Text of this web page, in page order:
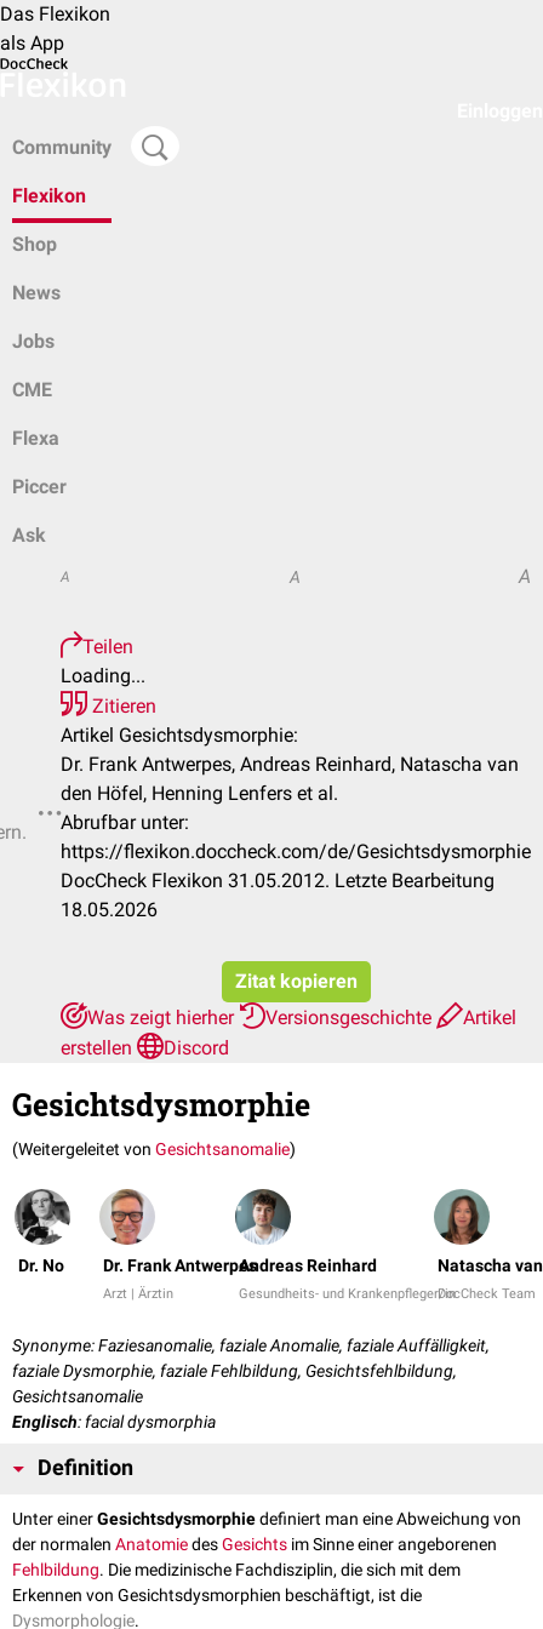
Das Flexikon
als App
Community
Flexikon
Shop
News
Jobs
CME
Flexa
Piccer
Ask
A A A
Teilen
Loading...
Zitieren
Artikel Gesichtsdysmorphie:
Dr. Frank Antwerpes, Andreas Reinhard, Natascha van
den Höfel, Henning Lenfers et al.
Abrufbar unter:
https://flexikon.doccheck.com/de/Gesichtsdysmorphie
DocCheck Flexikon 31.05.2012. Letzte Bearbeitung
18.05.2026
Zitat kopieren
Was zeigt hierher
Versionsgeschichte
Artikel
erstellen
Discord
Gesichtsdysmorphie
(Weitergeleitet von Gesichtsanomalie)
Dr. No Dr. Frank Antwerpes
Arzt | Ärztin
Andreas Reinhard
Gesundheits- und Krankenpfleger/in
Natascha
DocCheck Team
Synonyme: Faziesanomalie, faziale Anomalie, faziale Auffälligkeit,
faziale Dysmorphie, faziale Fehlbildung, Gesichtsfehlbildung,
Gesichtsanomalie
Englisch: facial dysmorphia
Definition
Unter einerGesichtsdysmorphiedefiniert man eine Abweichung von
der normalen AnatomiedesGesichts im Sinne einer angeborenen
Fehlbildung. Die medizinische Fachdisziplin, die sich mit dem
Erkennen von Gesichtsdysmorphien beschäftigt, ist die
Dysmorphologie.